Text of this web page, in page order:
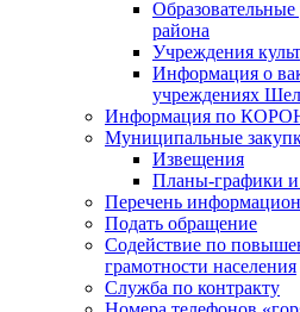
района
Учреждения
Информация о
учреждениях
Информация по
Муниципальные
Извещения
Планы-графики
Перечень
Подать обращение
Содействие по
грамотности населения
Служба по контракту